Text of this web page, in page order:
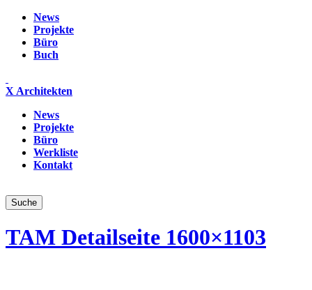
News
Projekte
Büro
Buch
X Architekten
News
Projekte
Büro
Werkliste
Kontakt
TAM Detailseite 1600×1103